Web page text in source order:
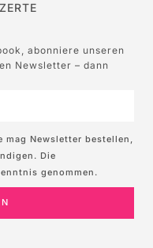
abonniere unseren
Newsletter – dann
Newsletter bestellen,
Die
genommen.